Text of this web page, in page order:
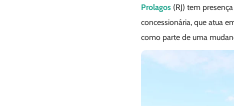
Prolagos (RJ) tem
concessionária, que atua
como parte de uma